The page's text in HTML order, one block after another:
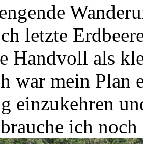
letzte
Handvoll als
war mein Plan
einzukehren
ich